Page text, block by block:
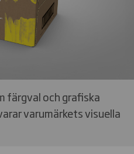
färgval och grafiska
varumärkets visuella